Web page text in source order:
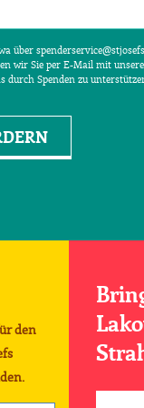
über
wir Sie per E-Mail mit
durch Spenden zu
den